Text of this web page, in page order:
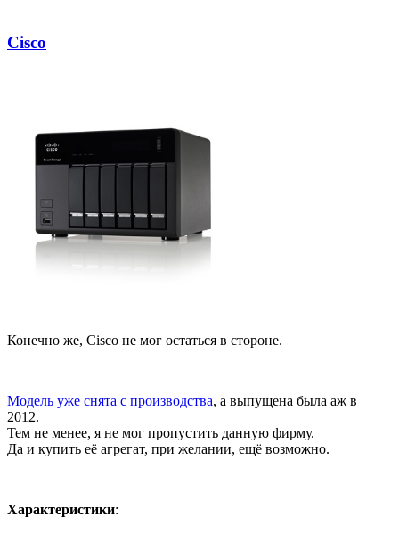
Cisco
Конечно же, Cisco не мог остаться в стороне.
Модель уже снята с производства, а выпущена была аж в
2012.
Тем не менее, я не мог пропустить данную фирму.
Да и купить её агрегат, при желании, ещё возможно.
Характеристики: